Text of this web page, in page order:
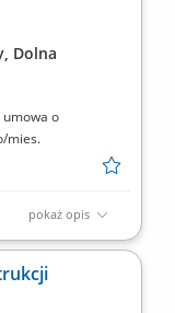
Dolna
umowa o
mies.
pokaż opis
ciężarowych i
szlifowanie,
oraz